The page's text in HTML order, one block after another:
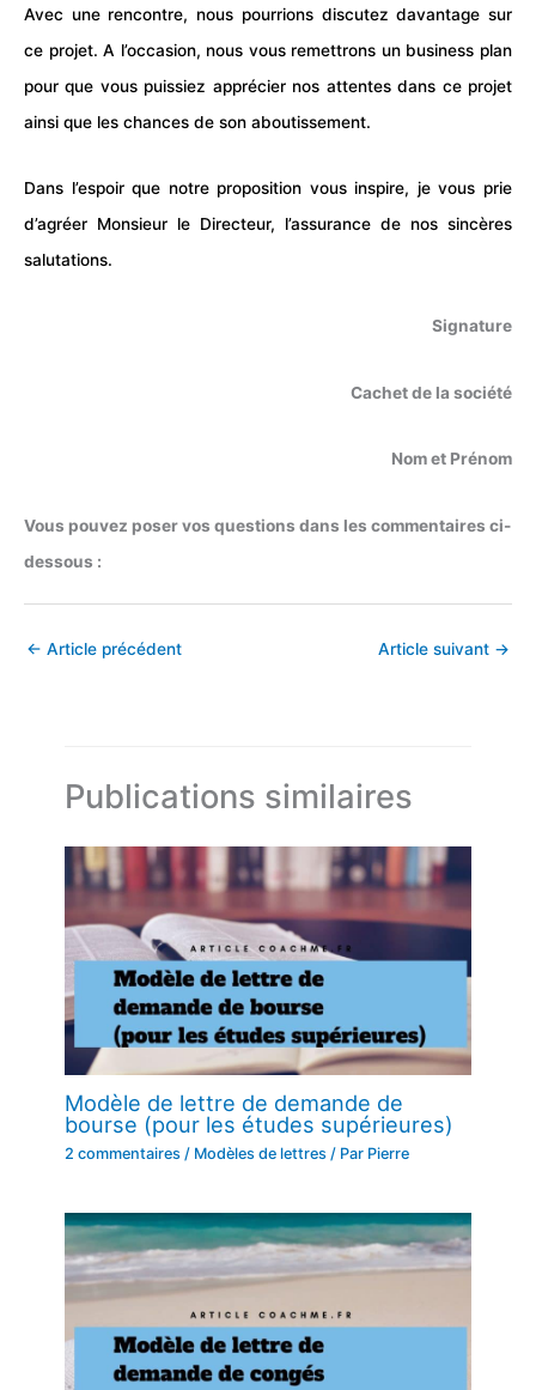
Avec une rencontre, nous pourrions discutez davantage sur
ce projet. A l’occasion, nous vous remettrons un business plan
pour que vous puissiez apprécier nos attentes dans ce projet
ainsi que les chances de son aboutissement.
Dans l’espoir que notre proposition vous inspire, je vous prie
d’agréer Monsieur le Directeur, l’assurance de nos sincères
salutations.
Signature
Cachet de la société
Nom et Prénom
Vous pouvez poser vos questions dans les commentaires ci-
dessous :
← Article précédent Article suivant →
Publications similaires
Modèle de lettre de demande de
bourse (pour les études supérieures)
2 commentaires / Modèles de lettres / Par Pierre